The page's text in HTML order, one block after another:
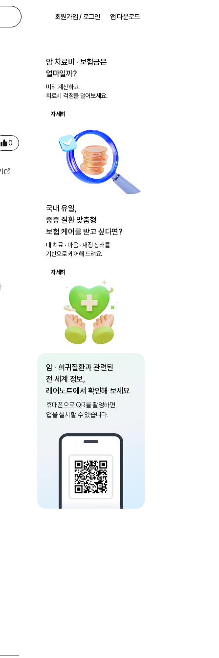
회원가입 / 로그인 앱 다운로드
0
암 치료비 ∙ 보험금은
얼마일까?
미리 계산하고
치료비 걱정을 덜어보세요.
자세히
국내 유일,
중증 질환 맞춤형
보험 케어를 받고 싶다면?
내 치료 ∙ 마음 ∙ 재정 상태를
기반으로 케어해 드려요.
자세히
암 · 희귀질환과 관련된
전 세계 정보,
레어노트에서 확인해 보세요
휴대폰으로 QR를 촬영하면
앱을 설치할 수 있습니다.